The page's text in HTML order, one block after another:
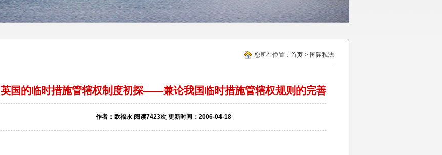
您所在位置： 首页 > 国际私法
英国的临时措施管辖权制度初探——兼论我国临时措施管辖权规则的完善
作者：欧福永 阅读7423次 更新时间：2006-04-18